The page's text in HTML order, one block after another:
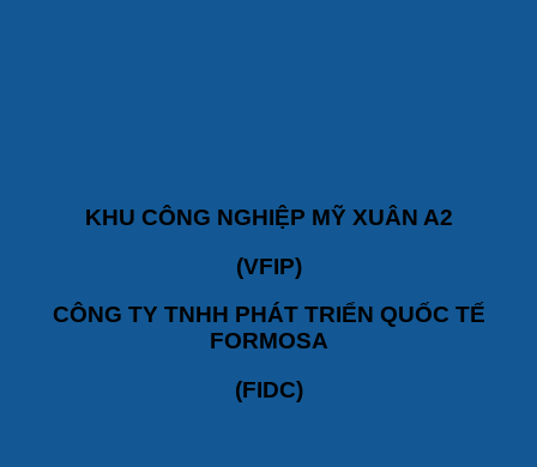
KHU CÔNG NGHIỆP MỸ XUÂN A2
(VFIP)
CÔNG TY TNHH PHÁT TRIỂN QUỐC TẾ
FORMOSA
(FIDC)